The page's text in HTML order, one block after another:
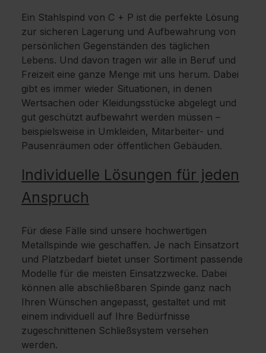
Ein Stahlspind von C + P ist die perfekte Lösung
zur sicheren Lagerung und Aufbewahrung von
persönlichen Gegenständen des täglichen
Lebens. Und davon tragen wir alle in Beruf und
Freizeit eine ganze Menge mit uns herum. Dabei
gibt es immer wieder Situationen, in denen
Wertsachen oder Kleidungsstücke abgelegt und
gut geschützt aufbewahrt werden müssen –
beispielsweise in Umkleiden, Mitarbeiter- und
Pausenräumen oder öffentlichen Gebäuden.
Individuelle Lösungen für jeden
Anspruch
Für diese Fälle sind unsere hochwertigen
Metallspinde wie geschaffen. Je nach Einsatzort
und Platzbedarf bietet unser Sortiment passende
Modelle für die meisten Einsatzzwecke. Dabei
können alle abschließbaren Spinde ganz nach
Ihren Wünschen angepasst, gestaltet und mit
einem individuell auf Ihre Bedürfnisse
zugeschnittenen Schließsystem versehen
werden.